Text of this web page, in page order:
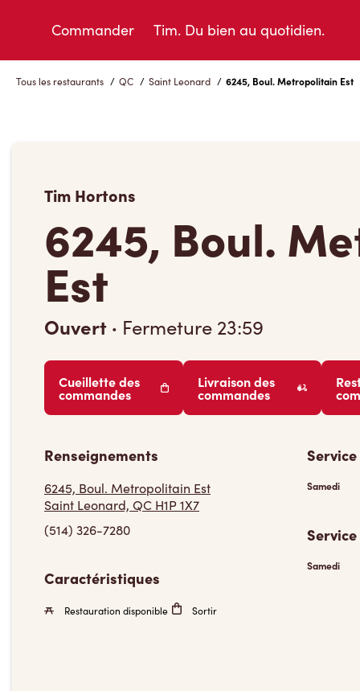
Commander Tim. Du bien au quotidien.
Tous les restaurants / QC / Saint Leonard / 6245, Boul. Metropolitain Est
Tim Hortons
6245, Boul.
Est
Ouvert · Fermeture 23:59
Cueillette des
commandes
Livraison des
commandes
Renseignements
6245, Boul. Metropolitain Est
Saint Leonard, QC H1P 1X7
(514) 326-7280
Caractéristiques
Restauration disponible Sortir
Samedi
Samedi